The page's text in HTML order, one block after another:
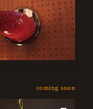
coming soon